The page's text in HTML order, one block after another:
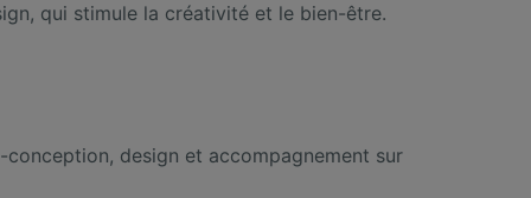
qui stimule la créativité et le bien-être.
design et accompagnement sur